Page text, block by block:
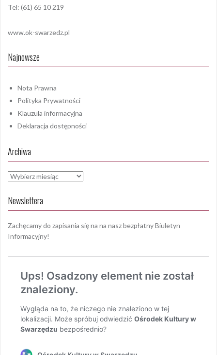
Tel: (61) 65 10 219
www.ok-swarzedz.pl
Najnowsze
Nota Prawna
Polityka Prywatności
Klauzula informacyjna
Deklaracja dostępności
Archiwa
Archiwa
Newslettera
Zachęcamy do zapisania się na na nasz bezpłatny Biuletyn
Informacyjny!